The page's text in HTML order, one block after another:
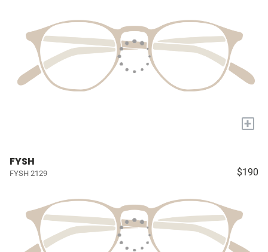
+
FYSH
FYSH 2129 $190